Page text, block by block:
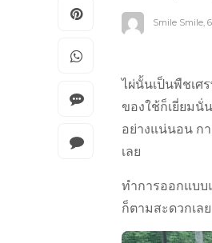
Smile Smile
ไผ่นั้นเป็นพืชเศ
ของใช้ก็เยี่ยมนั่
อย่างแน่นอน ก
เลย
ทำการออกแบบ
ก็ตามสะดวกเลย